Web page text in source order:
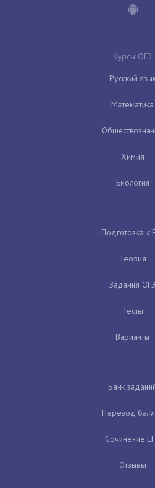
Курсы ОГЭ
Русский
Математика
Химия
Биология
Подготовка к
Теория
Задания ОГЭ
Тесты
Варианты
Банк
Перевод
Сочинение
Отзывы